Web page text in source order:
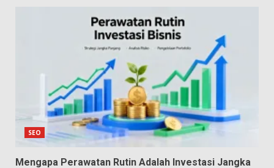
SEO
Mengapa Perawatan Rutin Adalah Investasi Jangka